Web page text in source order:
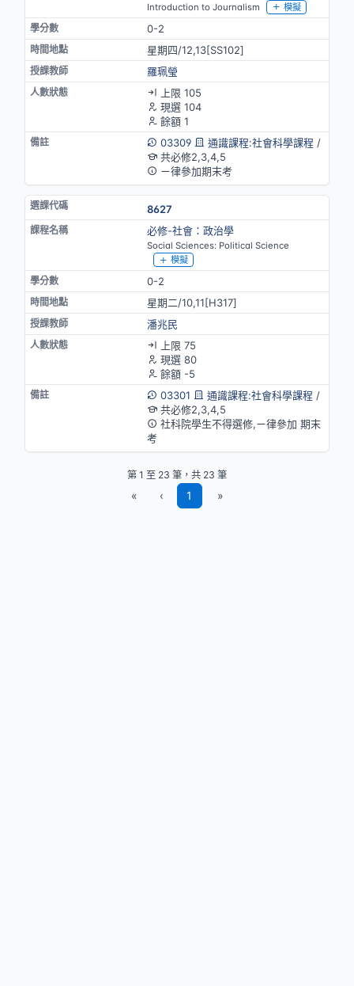
Introduction to Journalism 模擬
0-2
星期四/12,13[SS102]
羅珮瑩
上限 105
現選 104
餘額 1
03309
通識課程:社會科學課程 /
共必修2,3,4,5
ㄧ律參加期末考
8627
必修-社會：政治學
Social Sciences: Political Science
模擬
0-2
星期二/10,11[H317]
潘兆民
上限 75
現選 80
餘額 -5
03301
通識課程:社會科學課程 /
共必修2,3,4,5
社科院學生不得選修,ㄧ律參加 期末
考
第 1 至 23 筆，共 23 筆
« ‹ 1 »